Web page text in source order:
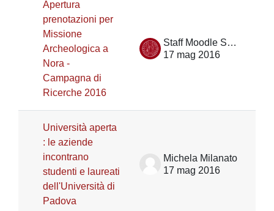
Apertura
prenotazioni per
Missione
Archeologica a
Nora -
Campagna di
Ricerche 2016
Staff Moodle Scienze umane
17 mag 2016
Università aperta
: le aziende
incontrano
studenti e laureati
dell'Università di
Padova
Michela Milanato
17 mag 2016